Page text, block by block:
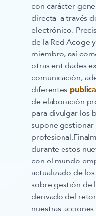
con carácter
directa a través
electrónico.
de la Red Acoge
miembro, así
otras entidades
comunicación,
diferentes
de elaboración
para divulgar los
supone
durante estos
con el mundo
actualizado de
sobre gestión de
derivado del
nuestras